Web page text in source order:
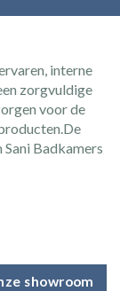
interne
zorgvuldige
voor de
Badkamers
showroom